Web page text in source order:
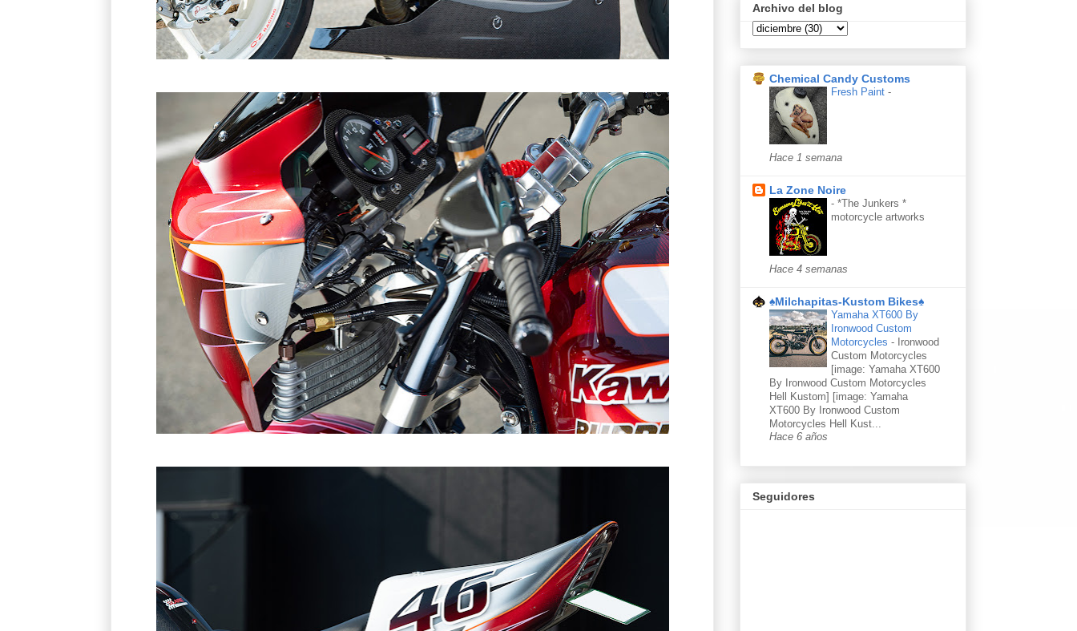
Archivo del blog
Chemical Candy Customs
Fresh Paint -
Hace 1 semana
La Zone Noire
- *The Junkers *
motorcycle artworks
Hace 4 semanas
♠Milchapitas-Kustom Bikes♠
Yamaha XT600 By
Ironwood Custom
Motorcycles - Ironwood
Custom Motorcycles
[image: Yamaha XT600
By Ironwood Custom Motorcycles
Hell Kustom] [image: Yamaha
XT600 By Ironwood Custom
Motorcycles Hell Kust...
Hace 6 años
Seguidores